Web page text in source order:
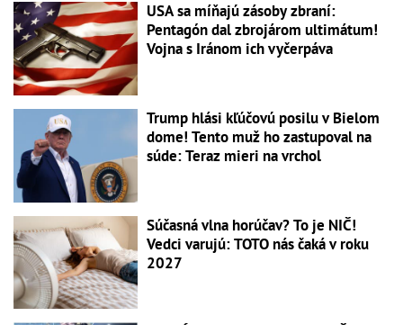
USA sa míňajú zásoby zbraní:
Pentagón dal zbrojárom ultimátum!
Vojna s Iránom ich vyčerpáva
Trump hlási kľúčovú posilu v Bielom
dome! Tento muž ho zastupoval na
súde: Teraz mieri na vrchol
Súčasná vlna horúčav? To je NIČ!
Vedci varujú: TOTO nás čaká v roku
2027